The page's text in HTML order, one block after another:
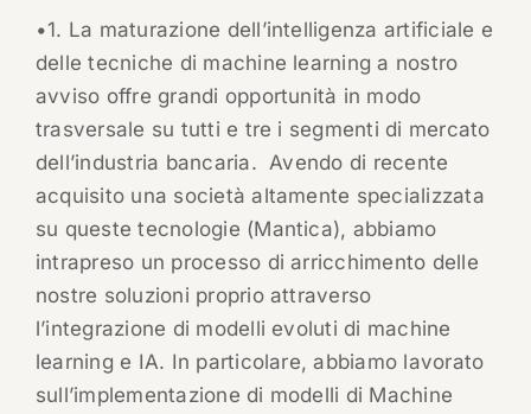
•1. La maturazione dell’intelligenza artificiale e
delle tecniche di machine learning a nostro
avviso offre grandi opportunità in modo
trasversale su tutti e tre i segmenti di mercato
dell’industria bancaria. Avendo di recente
acquisito una società altamente specializzata
su queste tecnologie (Mantica), abbiamo
intrapreso un processo di arricchimento delle
nostre soluzioni proprio attraverso
l’integrazione di modelli evoluti di machine
learning e IA. In particolare, abbiamo lavorato
sull’implementazione di modelli di Machine